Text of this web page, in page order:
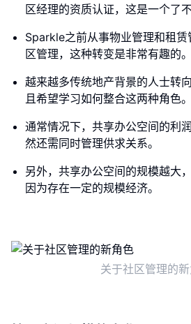
区经理的资质认证，这是一个了不
Sparkle之前从事物业管理和租
区管理，这种转变是非常有趣的。
越来越多传统地产背景的人士转
且希望学习如何整合这两种角色。
通常情况下，共享办公空间的利
然还需同时管理供求关系。
另外，共享办公空间的规模越大
因为存在一定的规模经济。
关于社区管理的